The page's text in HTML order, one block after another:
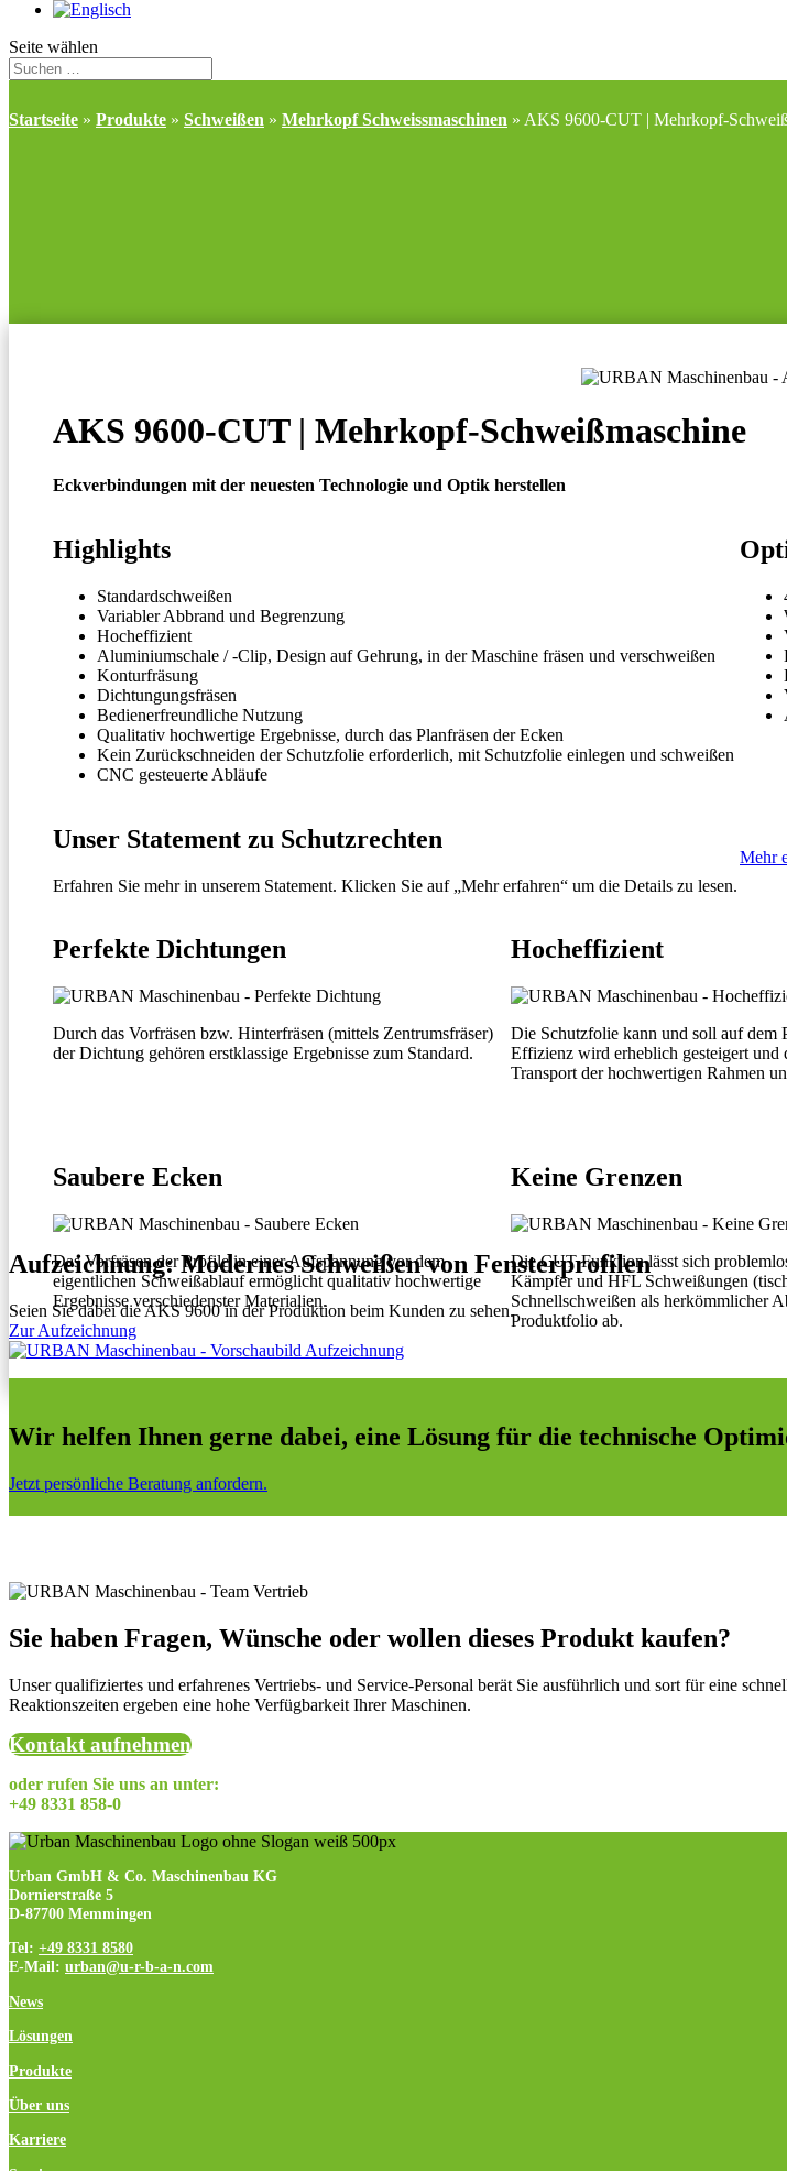
Seite wählen
Startseite » Produkte » Schweißen » Mehrkopf Schweissmaschinen » AKS 9600-CUT | Mehrkopf-
AKS 9600-CUT | Mehrkopf-Schweißmaschine
Eckverbindungen mit der neuesten Technologie und Optik herstellen
Highlights
Standardschweißen
Variabler Abbrand und Begrenzung
Hocheffizient
Aluminiumschale / -Clip, Design auf Gehrung, in der Maschine fräsen und verschweißen
Konturfräsung
Dichtungungsfräsen
Bedienerfreundliche Nutzung
Qualitativ hochwertige Ergebnisse, durch das Planfräsen der Ecken
Kein Zurückschneiden der Schutzfolie erforderlich, mit Schutzfolie einlegen und schweißen
CNC gesteuerte Abläufe
Unser Statement zu Schutzrechten
Erfahren Sie mehr in unserem Statement. Klicken Sie auf „Mehr erfahren“ um die Details zu lesen.
Mehr
Perfekte Dichtungen
Durch das Vorfräsen bzw. Hinterfräsen (mittels Zentrumsfräser)
der Dichtung gehören erstklassige Ergebnisse zum Standard.
Hocheffizient
Die Schutzfolie kann und soll auf dem
Effizienz wird erheblich gesteigert und
Transport der hochwertigen Rahmen
Saubere Ecken
Das Vorfräsen der Profile in einer Aufspannung vor dem
eigentlichen Schweißablauf ermöglicht qualitativ hochwertige
Ergebnisse verschiedenster Materialien.
Keine Grenzen
Die CUT Funktion lässt sich
Kämpfer und HFL Schweißungen
Schnellschweißen als herkömmlicher
Produktfolio ab.
Aufzeichnung: Modernes Schweißen von Fensterprofilen
Seien Sie dabei die AKS 9600 in der Produktion beim Kunden zu sehen.
Zur Aufzeichnung
Wir helfen Ihnen gerne dabei, eine Lösung für die technische
Jetzt persönliche Beratung anfordern.
Sie haben Fragen, Wünsche oder wollen dieses Produkt kaufen?
Unser qualifiziertes und erfahrenes Vertriebs- und Service-Personal berät Sie ausführlich und sort für eine
Reaktionszeiten ergeben eine hohe Verfügbarkeit Ihrer Maschinen.
Kontakt aufnehmen
oder rufen Sie uns an unter:
+49 8331 858-0
Urban GmbH & Co. Maschinenbau KG
Dornierstraße 5
D-87700 Memmingen
Tel: +49 8331 8580
E-Mail: urban@u-r-b-a-n.com
News
Lösungen
Produkte
Über uns
Karriere